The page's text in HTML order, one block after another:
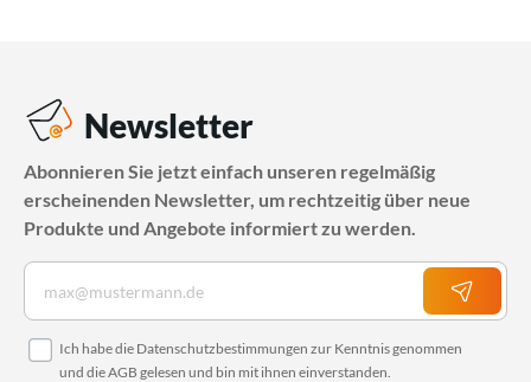
Newsletter
Abonnieren Sie jetzt einfach unseren regelmäßig
erscheinenden Newsletter, um rechtzeitig über neue
Produkte und Angebote informiert zu werden.
Ich habe die Datenschutzbestimmungen zur Kenntnis genommen
und dieAGB gelesen und bin mit ihnen einverstanden.